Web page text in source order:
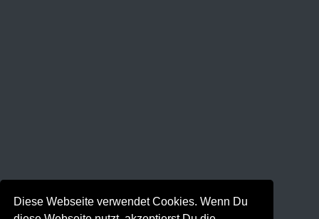
Diese Webseite verwendet Cookies. Wenn Du